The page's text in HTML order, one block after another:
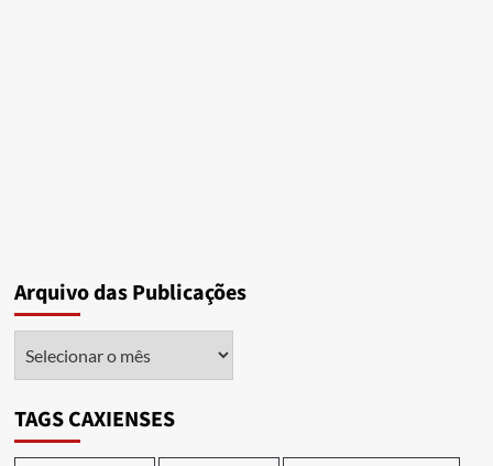
Arquivo das Publicações
TAGS CAXIENSES